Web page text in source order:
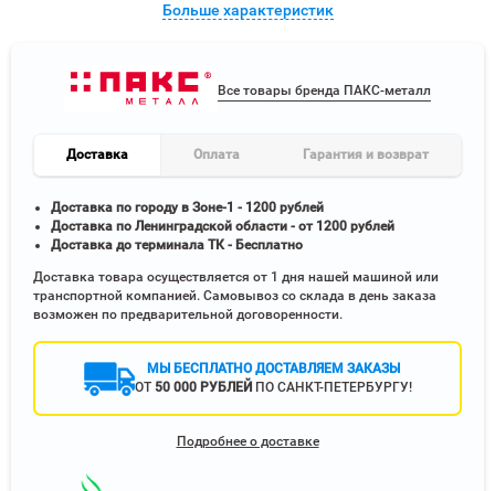
Больше характеристик
Все товары бренда ПАКС-металл
Доставка Оплата Гарантия и возврат
Доставка по городу в Зоне-1 - 1200 рублей
Доставка по Ленинградской области - от 1200 рублей
Доставка до терминала ТК - Бесплатно
Доставка товара осуществляется от 1 дня нашей машиной или
транспортной компанией. Самовывоз со склада в день заказа
возможен по предварительной договоренности.
МЫ БЕСПЛАТНО ДОСТАВЛЯЕМ ЗАКАЗЫ
ОТ 50 000 РУБЛЕЙ ПО САНКТ-ПЕТЕРБУРГУ!
Подробнее о доставке